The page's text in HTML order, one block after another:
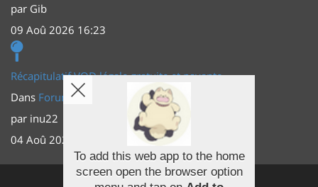
par Gib
09 Aoû 2026 16:23
Récapitulatif VOD légale gratuite et payante
Dans Forum Principal
Actus (TV, vidéo, web)
par inu22
04 Aoû 2026 20:30
Facebook
To add this web app to the home
screen open the browser option